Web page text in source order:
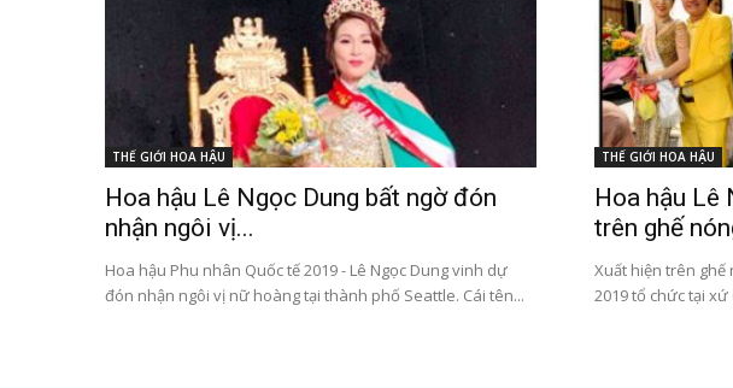
THẾ GIỚI HOA HẬU
Hoa hậu Lê Ngọc Dung bất ngờ đón
nhận ngôi vị...
Hoa hậu Phu nhân Quốc tế 2019 - Lê Ngọc Dung vinh dự
đón nhận ngôi vị nữ hoàng tại thành phố Seattle. Cái tên...
THẾ GIỚI HOA HẬU
Hoa hậu Lê
trên ghế
Xuất hiện trên ghế
2019 tổ chức tại